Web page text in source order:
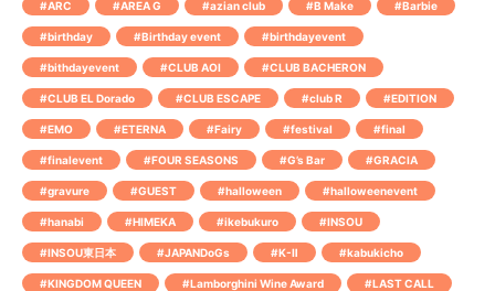
#ARC #AREA G #azian club #B Make #Barbie
#birthday #Birthday event #birthdayevent
#bithdayevent #CLUB AOI #CLUB BACHERON
#CLUB EL Dorado #CLUB ESCAPE #club R #EDITION
#EMO #ETERNA #Fairy #festival #final
#finalevent #FOUR SEASONS #G’s Bar #GRACIA
#gravure #GUEST #halloween #halloweenevent
#hanabi #HIMEKA #ikebukuro #INSOU
#INSOU東日本 #JAPANDoGs #K-Ⅱ #kabukicho
#KINGDOM QUEEN #Lamborghini Wine Award #LAST CALL